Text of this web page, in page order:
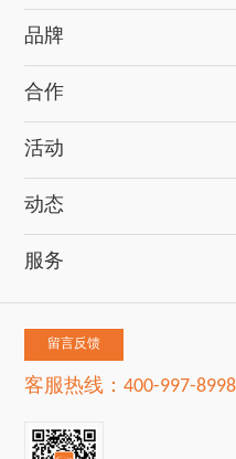
品牌
合作
活动
动态
服务
留言反馈
客服热线：400-997-8998